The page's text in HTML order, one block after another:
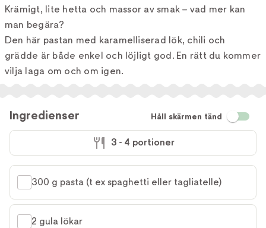
Krämigt, lite hetta och massor av smak – vad mer kan
man begära?
Den här pastan med karamelliserad lök, chili och
grädde är både enkel och löjligt god. En rätt du kommer
vilja laga om och om igen.
Ingredienser Håll skärmen tänd
3 - 4 portioner
300 g pasta (t ex spaghetti eller tagliatelle)
2 gula lökar